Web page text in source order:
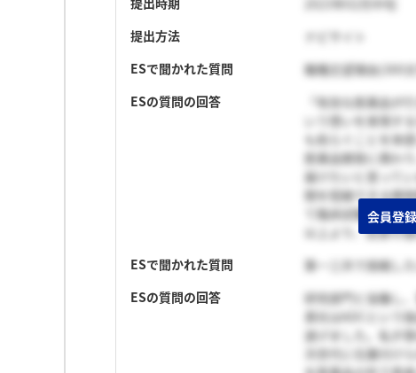
2023年02月中旬
提出方法
ESで聞かれた質問
職種志望理由(300
ESの質問の回答
「有効な医薬品が
いう想いを実現す
も和らぐことを体
医薬品開発に携わ
届けたいと思って
間を短縮できる開
て臨床試験を遂行
以上より、自身の
ESで聞かれた質問
第一三共で挑戦し
ESの質問の回答
研究部門と協働し
貴社はADCという
遂げました。私が
次世代に位置付け
会員登